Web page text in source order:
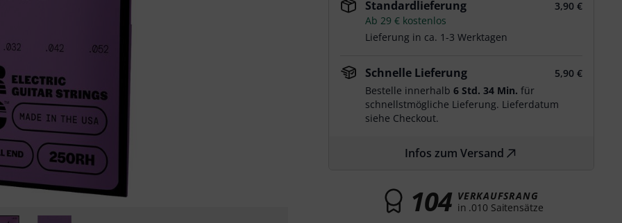
Standardlieferung
3,90 €
Ab 29 € kostenlos
Lieferung in ca. 1-3 Werktagen
Schnelle Lieferung
5,90 €
Bestelle innerhalb6 Std. 34 Min. für
schnellstmögliche Lieferung. Lieferdatum
siehe Checkout.
Infos zum Versand
104 VERKAUFSRANG
in .010 Saitensätze